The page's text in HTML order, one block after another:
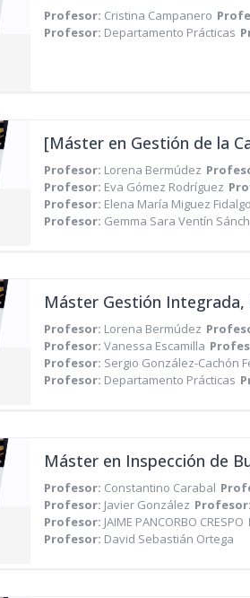
Profesor: Cristina Campanero
Profesor: Departamento Prácticas
Profesor: Lorena Bermúdez
Profesor: Eva Gómez Rodríguez
Profesor: Elena María Miguez Fidalgo
Profesor: Gemma Sara Ventín
Profesor: Lorena Bermúdez
Profesor: Vanessa Escamilla
Profesor: Sergio González-Cachón
Profesor: Departamento Prácticas
Profesor: Constantino Carabal
Profesor: Javier González Profesor:
Profesor: JAIME PANCORBO CRESPO
Profesor: David Sebastián Ortega